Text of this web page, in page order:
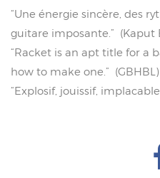
“Une énergie sincère, des
guitare imposante.” (Kaput
“Racket is an apt title for a
how to make one.” (GBHBL)
“Explosif, jouissif,